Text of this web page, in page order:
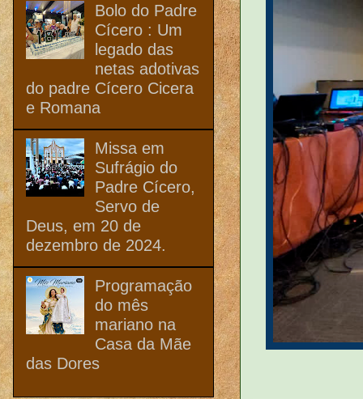
Bolo do Padre
Cícero : Um
legado das
netas adotivas
do padre Cícero Cicera
e Romana
Missa em
Sufrágio do
Padre Cícero,
Servo de
Deus, em 20 de
dezembro de 2024.
Programação
do mês
mariano na
Casa da Mãe
das Dores